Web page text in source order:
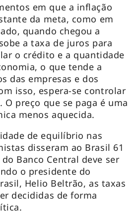
em que a inflação
da meta, como em
quando chegou a
a taxa de juros para
o crédito e a quantidade
o que tende a
das empresas e dos
isso, espera-se controlar
O preço que se paga é uma
menos aquecida.
de equilíbrio nas
disseram ao Brasil 61
Banco Central deve ser
o presidente do
Helio Beltrão, as taxas
decididas de forma